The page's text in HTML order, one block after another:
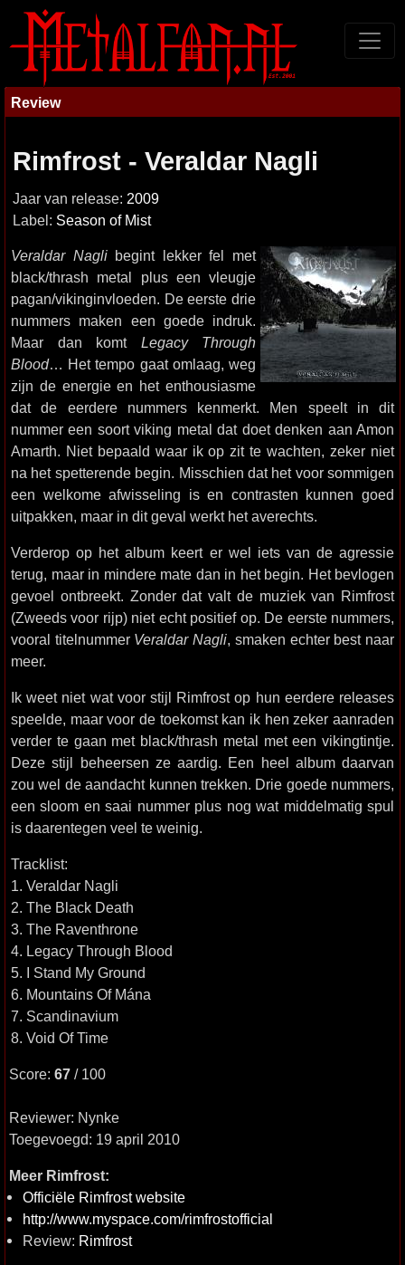
Review
Rimfrost - Veraldar Nagli
Jaar van release: 2009
Label: Season of Mist
Veraldar Naglibegint lekker fel met
black/thrash metal plus een vleugje
pagan/vikinginvloeden. De eerste drie
nummers maken een goede indruk.
Maar dan komt Legacy Through
Blood… Het tempo gaat omlaag, weg
zijn de energie en het enthousiasme
dat de eerdere nummers kenmerkt. Men speelt in dit
nummer een soort viking metal dat doet denken aan Amon
Amarth. Niet bepaald waar ik op zit te wachten, zeker niet
na het spetterende begin. Misschien dat het voor sommigen
een welkome afwisseling is en contrasten kunnen goed
uitpakken, maar in dit geval werkt het averechts.
Verderop op het album keert er wel iets van de agressie
terug, maar in mindere mate dan in het begin. Het bevlogen
gevoel ontbreekt. Zonder dat valt de muziek van Rimfrost
(Zweeds voor rijp) niet echt positief op. De eerste nummers,
vooral titelnummer Veraldar Nagli, smaken echter best naar
meer.
Ik weet niet wat voor stijl Rimfrost op hun eerdere releases
speelde, maar voor de toekomst kan ik hen zeker aanraden
verder te gaan met black/thrash metal met een vikingtintje.
Deze stijl beheersen ze aardig. Een heel album daarvan
zou wel de aandacht kunnen trekken. Drie goede nummers,
een sloom en saai nummer plus nog wat middelmatig spul
is daarentegen veel te weinig.
Tracklist:
1. Veraldar Nagli
2. The Black Death
3. The Raventhrone
4. Legacy Through Blood
5. I Stand My Ground
6. Mountains Of Mána
7. Scandinavium
8. Void Of Time
Score: 67 / 100
Reviewer: Nynke
Toegevoegd: 19 april 2010
Meer Rimfrost:
Officiële Rimfrost website
http://www.myspace.com/rimfrostofficial
Review: Rimfrost